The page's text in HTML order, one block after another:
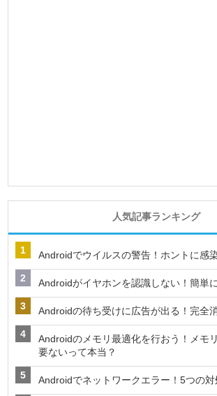
人気記事ランキング
Androidでウイルスの警告！ホントに感
Androidがイヤホンを認識しない！簡単
Androidの待ち受けに広告が出る！完全
Androidのメモリ最適化を行おう！メモ
要ないって本当？
Androidでネットワークエラー！5つの対